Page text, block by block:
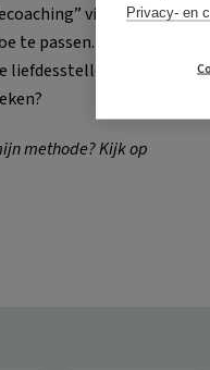
vind je alle
te passen. Want
liefdesstellen: kiezen
methode? Kijk op
Privacy- en